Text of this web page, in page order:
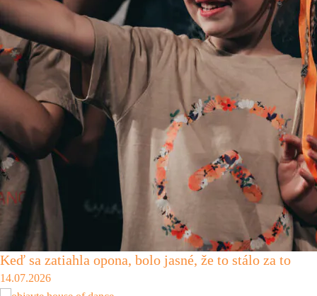
Keď sa zatiahla opona, bolo jasné, že to stálo za to
14.07.2026